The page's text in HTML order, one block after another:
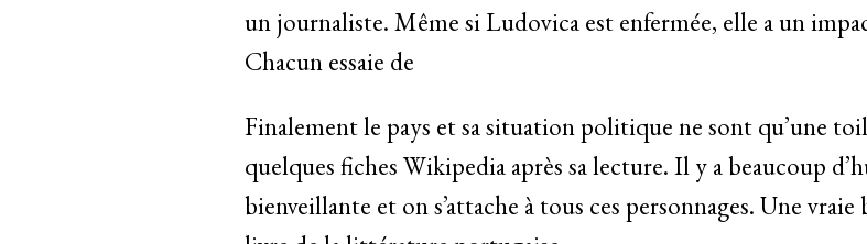
un journaliste. Même si Ludovica est enfermée, elle a un
Chacun essaie de
Finalement le pays et sa situation politique ne sont qu’une
quelques fiches Wikipedia après sa lecture. Il y a beaucoup
bienveillante et on s’attache à tous ces personnages. Une